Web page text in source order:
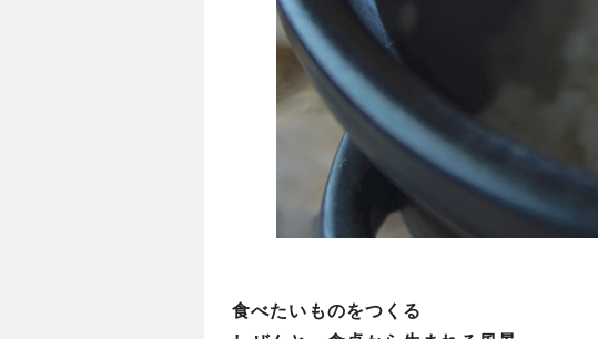
食べたいものをつくる